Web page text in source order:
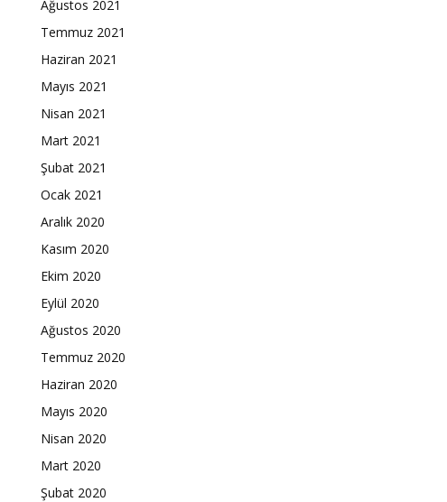
Ağustos 2021
Temmuz 2021
Haziran 2021
Mayıs 2021
Nisan 2021
Mart 2021
Şubat 2021
Ocak 2021
Aralık 2020
Kasım 2020
Ekim 2020
Eylül 2020
Ağustos 2020
Temmuz 2020
Haziran 2020
Mayıs 2020
Nisan 2020
Mart 2020
Şubat 2020